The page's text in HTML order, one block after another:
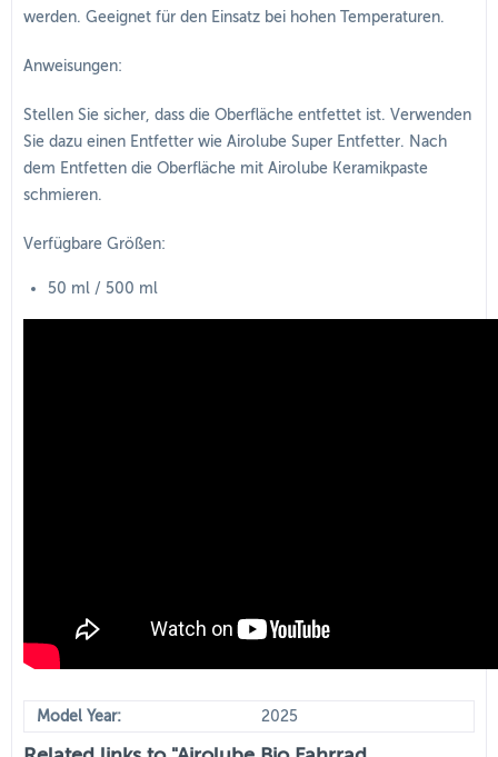
werden. Geeignet für den Einsatz bei hohen Temperaturen.
Anweisungen:
Stellen Sie sicher, dass die Oberfläche entfettet ist. Verwenden
Sie dazu einen Entfetter wie Airolube Super Entfetter. Nach
dem Entfetten die Oberfläche mit Airolube Keramikpaste
schmieren.
Verfügbare Größen:
50 ml / 500 ml
Model Year: 2025